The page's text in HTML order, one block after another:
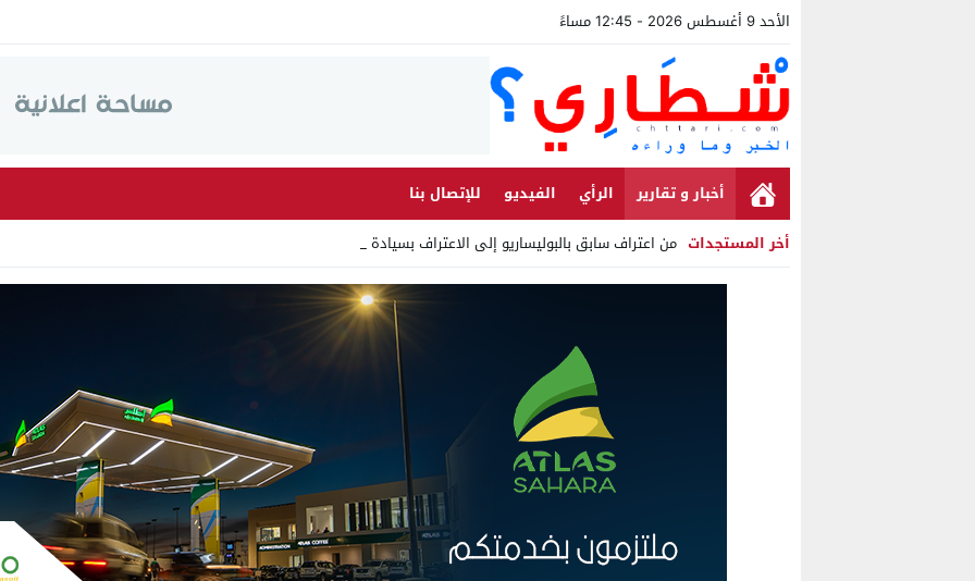
الأحد 9 أغسطس 2026 - 12:45 مساءً
أخبار و تقارير الرأي الفيديو
للإتصال بنا
أخر المستجدات من اعتراف سابق بالبوليساريو إلى الاعتراف بسيادة المغرب ع_
Stop